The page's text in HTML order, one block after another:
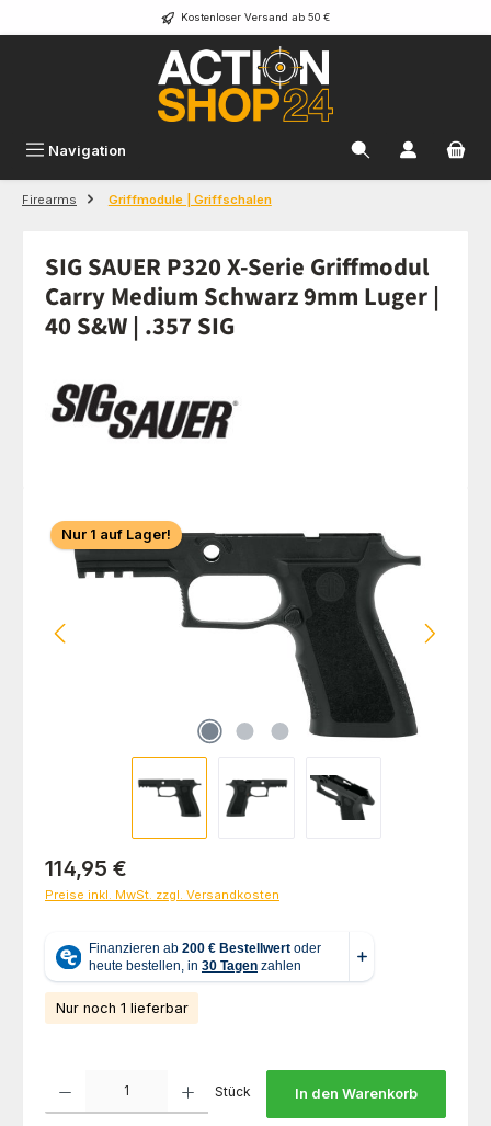
Zum Hauptinhalt springen Kostenloser Versand ab 50 €
Navigation
Firearms Griffmodule | Griffschalen
SIG SAUER P320 X-Serie Griffmodul
Carry Medium Schwarz 9mm Luger |
40 S&W | .357 SIG
Bildergalerie überspringen
Nur 1 auf Lager!
Regulärer Preis:
114,95 €
Preise inkl. MwSt. zzgl. Versandkosten
Nur noch 1 lieferbar
Stück In den Warenkorb